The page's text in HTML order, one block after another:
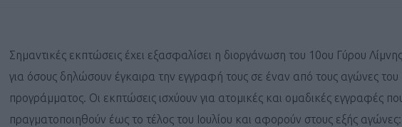
Σημαντικές εκπτώσεις έχει εξασφαλίσει η διοργάνωση του 10ου Γύρου
για όσους δηλώσουν έγκαιρα την εγγραφή τους σε έναν από τους αγώνες του
προγράμματος. Οι εκπτώσεις ισχύουν για ατομικές και ομαδικές εγγραφές
πραγματοποιηθούν έως το τέλος του Ιουλίου και αφορούν στους εξής αγώνες: